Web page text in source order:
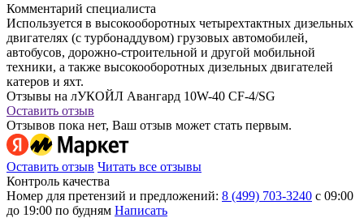
Комментарий специалиста
Используется в высокооборотных четырехтактных дизельных
двигателях (с турбонаддувом) грузовых автомобилей,
автобусов, дорожно-строительной и другой мобильной
техники, а также высокооборотных дизельных двигателей
катеров и яхт.
Отзывы на лУКОЙЛ Авангард 10W-40 CF-4/SG
Оставить отзыв
Отзывов пока нет, Ваш отзыв может стать первым.
Оставить отзыв Читать все отзывы
Контроль качества
Номер для претензий и предложений: 8 (499) 703-3240 с 09:00
до 19:00 по будням Написать